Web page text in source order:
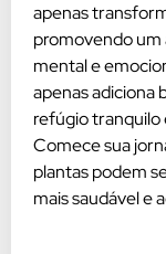
apenas
promovendo
mental e
apenas adiciona
refúgio tranquilo
Comece sua
plantas podem
mais saudável e